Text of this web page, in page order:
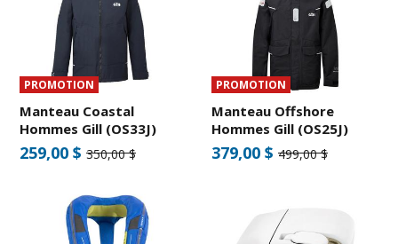
PROMOTION
Manteau Coastal
Hommes Gill (OS33J)
259,00 $ 350,00 $
PROMOTION
Manteau Offshore
Hommes Gill (OS25J)
379,00 $ 499,00 $